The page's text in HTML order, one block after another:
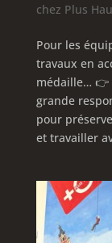
chez Plus
Pour les
travaux en
médaille… 👉
grande
pour
et travailler